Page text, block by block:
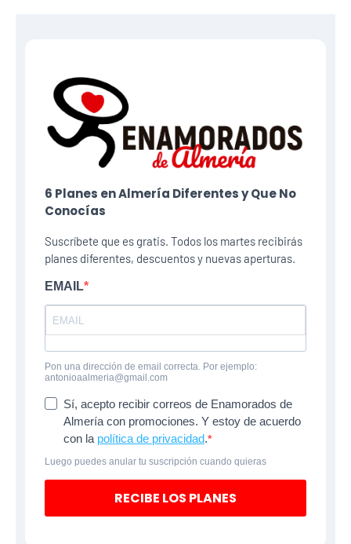
6 Planes​ en Almería Diferentes y Que No
Conocías
Suscríbete que es gratis. Todos los martes recibirás
planes diferentes, descuentos y nuevas aperturas.
EMAIL
Pon una dirección de email correcta. Por ejemplo:
antonioaalmeria@gmail.com
Sí, acepto recibir correos de Enamorados de
Almería con promociones. Y estoy de acuerdo
con la política de privacidad.
Luego puedes anular tu suscripción cuando quieras
RECIBE LOS PLANES